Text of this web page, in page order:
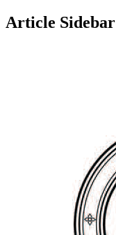
Article Sidebar